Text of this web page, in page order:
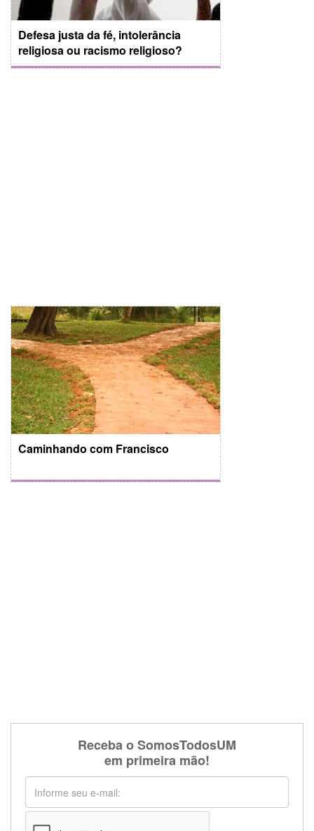
Defesa justa da fé, intolerância
religiosa ou racismo religioso?
Caminhando com Francisco
Receba o SomosTodosUM
em primeira mão!